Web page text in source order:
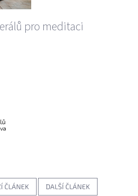
pro meditaci
ČLÁNEK DALŠÍ ČLÁNEK